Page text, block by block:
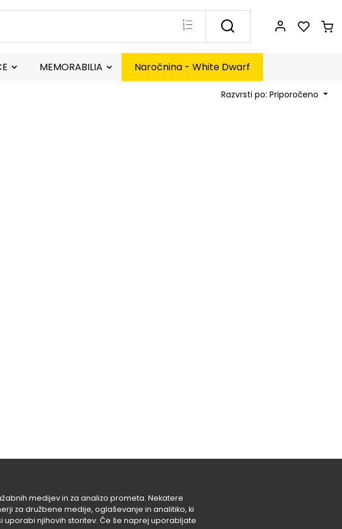
MEMORABILIA Naročnina - White Dwarf
Razvrsti po: Priporočeno
medijev in za analizo prometa. Nekatere
za družbene medije, oglaševanje in analitiko, ki
uporabi njihovih storitev. Če še naprej uporabljate